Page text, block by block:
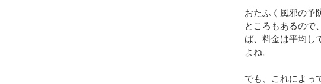
おたふく風邪の予
ところもあるので
ば、料金は平均し
よね。
でも、これによっ